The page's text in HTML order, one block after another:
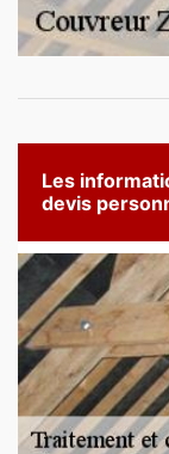
Les
devis